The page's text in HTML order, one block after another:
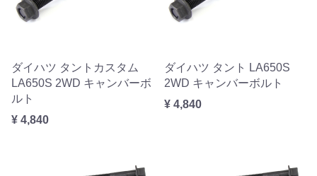
ダイハツ タントカスタム
LA650S 2WD キャンバーボ
ルト
¥ 4,840
ダイハツ タント LA650S
2WD キャンバーボルト
¥ 4,840